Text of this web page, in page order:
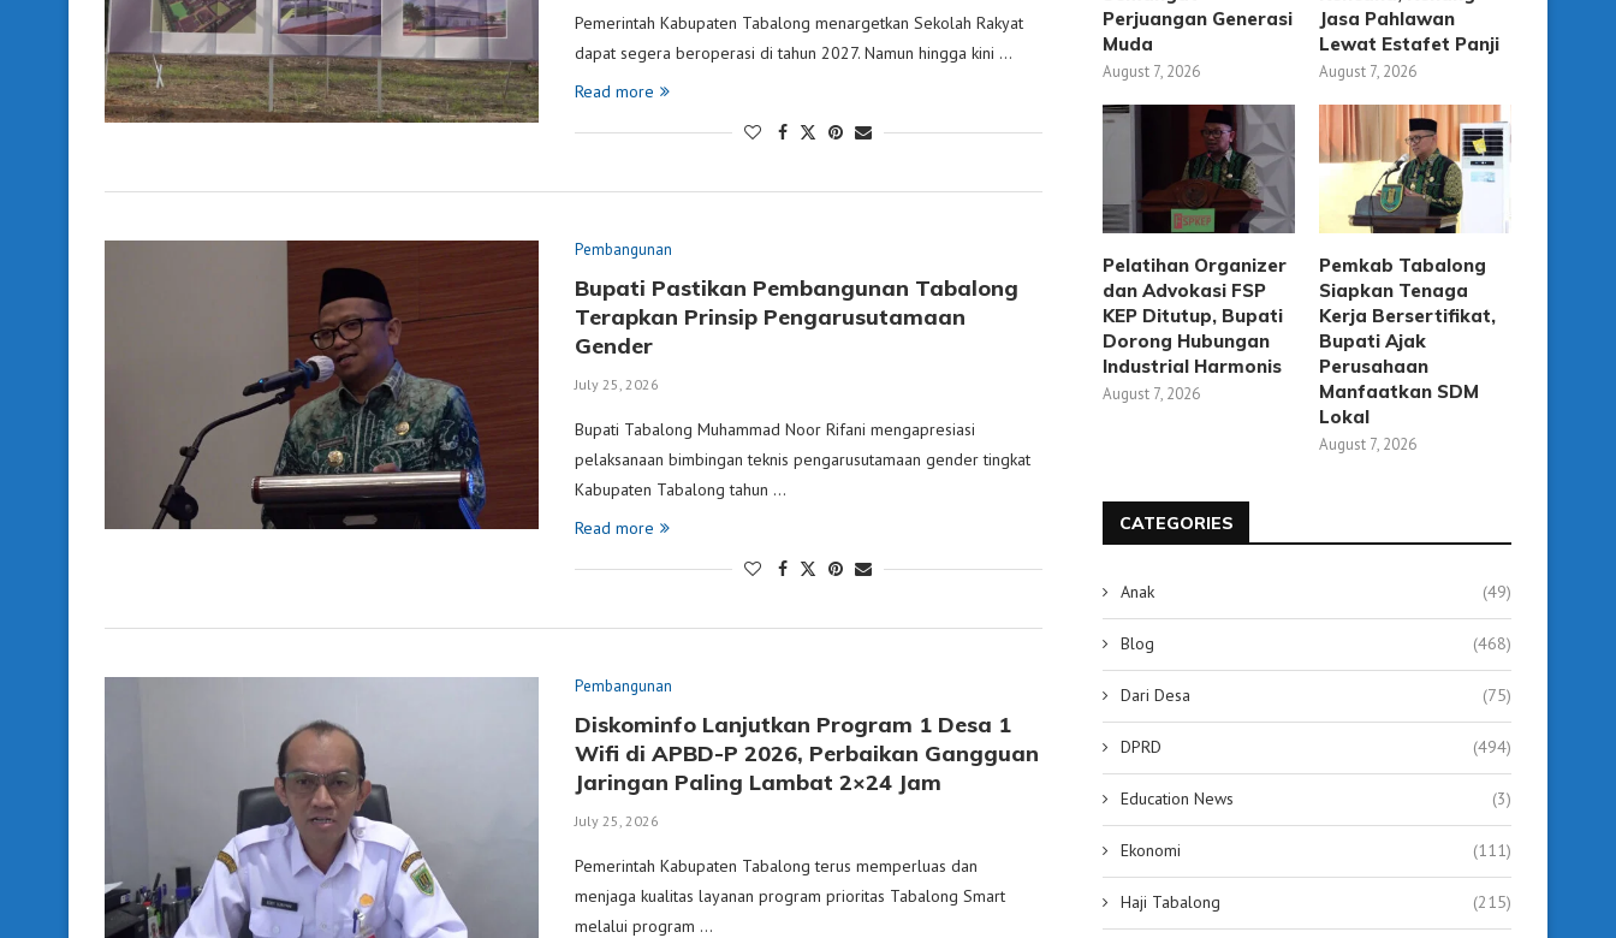
Pemerintah Kabupaten Tabalong menargetkan Sekolah Rakyat
dapat segera beroperasi di tahun 2027. Namun hingga kini …
Read more
Pembangunan
Bupati Pastikan Pembangunan Tabalong
Terapkan Prinsip Pengarusutamaan
Gender
July 25, 2026
Bupati Tabalong Muhammad Noor Rifani mengapresiasi
pelaksanaan bimbingan teknis pengarusutamaan gender tingkat
Kabupaten Tabalong tahun …
Read more
Pembangunan
Diskominfo Lanjutkan Program 1 Desa 1
Wifi di APBD-P 2026, Perbaikan Gangguan
Jaringan Paling Lambat 2×24 Jam
July 25, 2026
Pemerintah Kabupaten Tabalong terus memperluas dan
menjaga kualitas layanan program prioritas Tabalong Smart
melalui program …
Perjuangan Generasi
Muda
August 7, 2026
Jasa Pahlawan
Lewat Estafet Panji
August 7, 2026
Pelatihan Organizer
dan Advokasi FSP
KEP Ditutup, Bupati
Dorong Hubungan
Industrial Harmonis
August 7, 2026
Pemkab Tabalong
Siapkan Tenaga
Kerja Bersertifikat,
Bupati Ajak
Perusahaan
Manfaatkan SDM
Lokal
August 7, 2026
CATEGORIES
Anak (49)
Blog (468)
Dari Desa (75)
DPRD (494)
Education News (3)
Ekonomi (111)
Haji Tabalong (215)